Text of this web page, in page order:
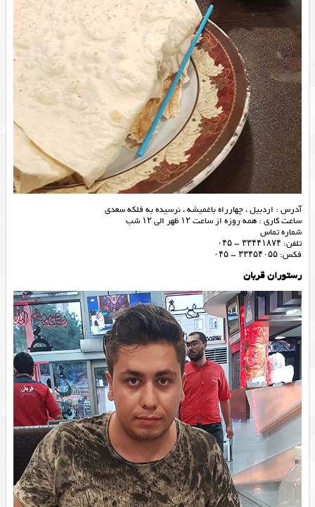
آدرس : اردبیل ، چهارراه باغمیشه ، نرسیده به فلکه سعدی
ساعت کاری : همه روزه از ساعت ۱۲ ظهر الی ۱۲ شب
شماره تماس
تلفن: ۳۳۴۴۱۸۷۴ – ۰۴۵
فکس: ۳۳۴۵۴۰۵۵ – ۰۴۵
رستوران قربان